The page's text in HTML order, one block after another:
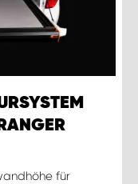
für